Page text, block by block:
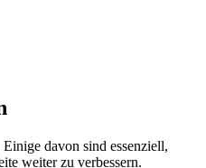
davon sind essenziell,
weiter zu verbessern.